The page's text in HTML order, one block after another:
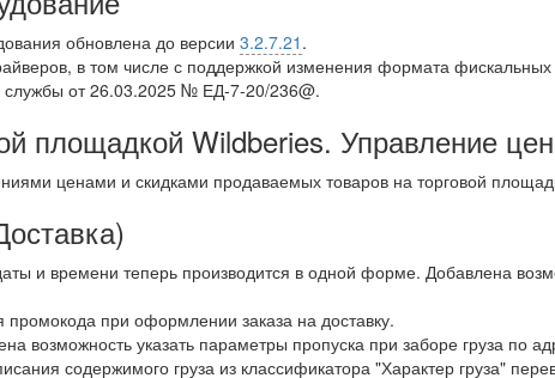
обновлена до версии 3.2.7.21 .
в том числе с поддержкой изменения формата фискальных
от 26.03.2025 № ЕД-7-20/236@.
площадкой Wildberies. Управление
ценами и скидками продаваемых товаров на торговой
и времени теперь производится в одной форме. Добавлена
при оформлении заказа на доставку.
возможность указать параметры пропуска при заборе груза по
содержимого груза из классификатора "Характер груза"